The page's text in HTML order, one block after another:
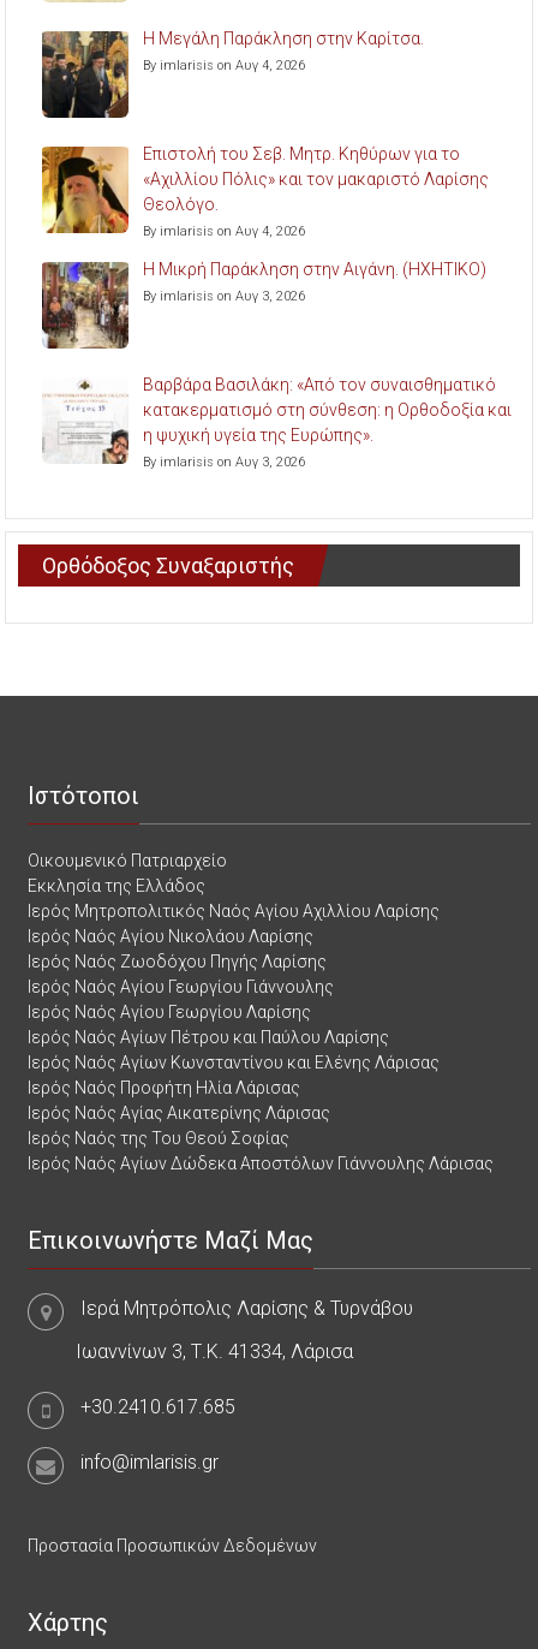
Η Μεγάλη Παράκληση στην Καρίτσα.
By imlarisis on Αυγ 4, 2026
Επιστολή του Σεβ. Μητρ. Κηθύρων για το
«Αχιλλίου Πόλις» και τον μακαριστό Λαρίσης
Θεολόγο.
By imlarisis on Αυγ 4, 2026
Η Μικρή Παράκληση στην Αιγάνη. (ΗΧΗΤΙΚΟ)
By imlarisis on Αυγ 3, 2026
Βαρβάρα Βασιλάκη: «Από τον συναισθηματικό
κατακερματισμό στη σύνθεση: η Ορθοδοξία και
η ψυχική υγεία της Ευρώπης».
By imlarisis on Αυγ 3, 2026
Ορθόδοξος Συναξαριστής
Ιστότοποι
Οικουμενικό Πατριαρχείο
Εκκλησία της Ελλάδος
Ιερός Μητροπολιτικός Ναός Αγίου Αχιλλίου Λαρίσης
Ιερός Ναός Αγίου Νικολάου Λαρίσης
Ιερός Ναός Ζωοδόχου Πηγής Λαρίσης
Ιερός Ναός Αγίου Γεωργίου Γιάννουλης
Ιερός Ναός Αγίου Γεωργίου Λαρίσης
Ιερός Ναός Αγίων Πέτρου και Παύλου Λαρίσης
Ιερός Ναός Αγίων Κωνσταντίνου και Ελένης Λάρισας
Ιερός Ναός Προφήτη Ηλία Λάρισας
Ιερός Ναός Αγίας Αικατερίνης Λάρισας
Ιερός Ναός της Του Θεού Σοφίας
Ιερός Ναός Αγίων Δώδεκα Αποστόλων Γιάννουλης Λάρισας
Επικοινωνήστε Μαζί Μας
Ιερά Μητρόπολις Λαρίσης & Τυρνάβου
Ιωαννίνων 3, Τ.Κ. 41334, Λάρισα
+30.2410.617.685
info@imlarisis.gr
Προστασία Προσωπικών Δεδομένων
Χάρτης